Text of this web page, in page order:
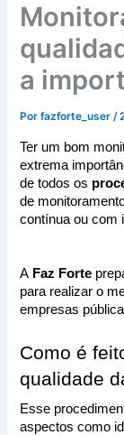
a
Porfazforte_user/
Ter um bom
extrema
de todos os
de
contínua ou com
A Faz Forte
para realizar o
empresas
Como é
qualidade
Esse
aspectos como